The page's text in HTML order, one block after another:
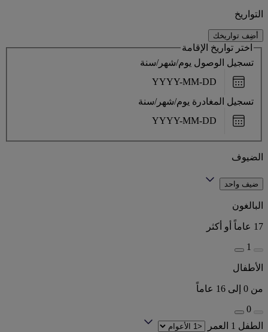
التواريخ
أضِف تواريخك
اختر تواريخ الإقامة
تسجيل الوصول يوم/شهر/سنة
date
تسجيل المغادرة يوم/شهر/سنة
date
الضيوف
ضيف واحد
البالغون
17 عاماً أو أكثر
1
الأطفال
من 0 إلى 16 عاماً
0
الطفل 1 العمر